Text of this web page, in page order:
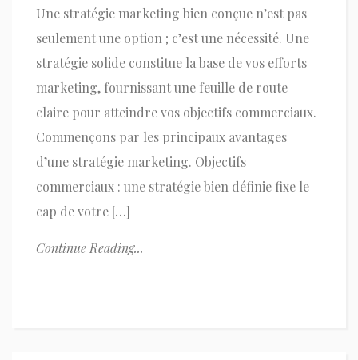
Une stratégie marketing bien conçue n’est pas
seulement une option ; c’est une nécessité. Une
stratégie solide constitue la base de vos efforts
marketing, fournissant une feuille de route
claire pour atteindre vos objectifs commerciaux.
Commençons par les principaux avantages
d’une stratégie marketing. Objectifs
commerciaux : une stratégie bien définie fixe le
cap de votre […]
Continue Reading...